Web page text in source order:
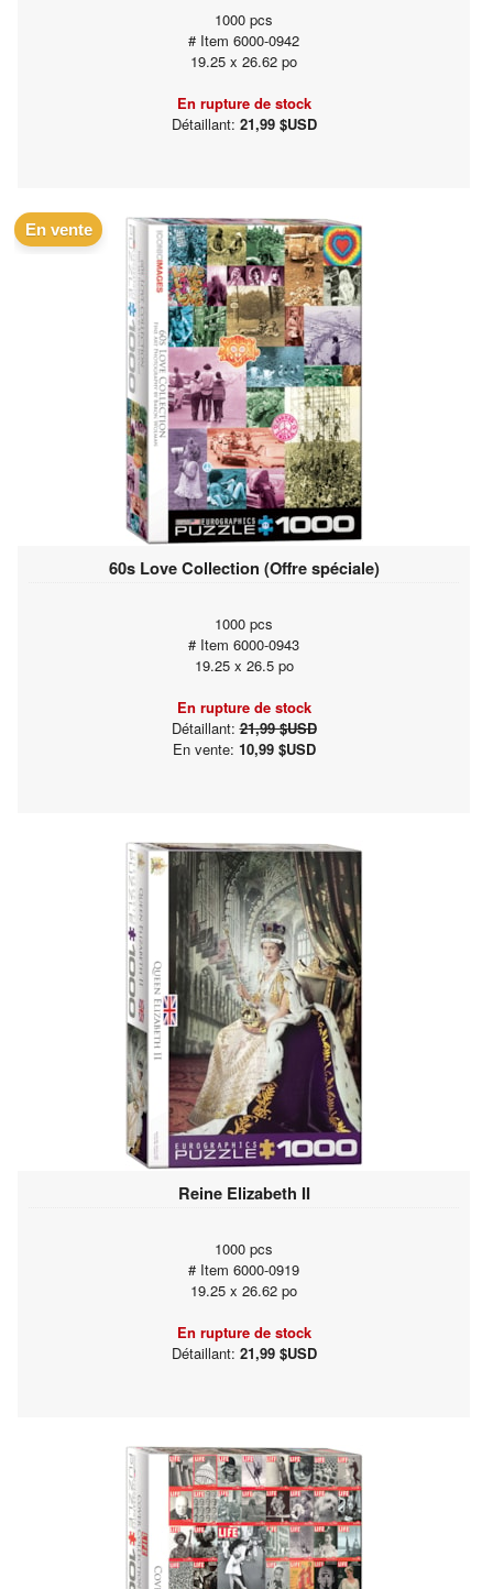
1000 pcs
# Item 6000-0942
19.25 x 26.62 po
En rupture de stock
Détaillant: 21,99 $USD
En vente
60s Love Collection (Offre spéciale)
1000 pcs
# Item 6000-0943
19.25 x 26.5 po
En rupture de stock
Détaillant:21,99 $USD
En vente: 10,99 $USD
Reine Elizabeth II
1000 pcs
# Item 6000-0919
19.25 x 26.62 po
En rupture de stock
Détaillant: 21,99 $USD